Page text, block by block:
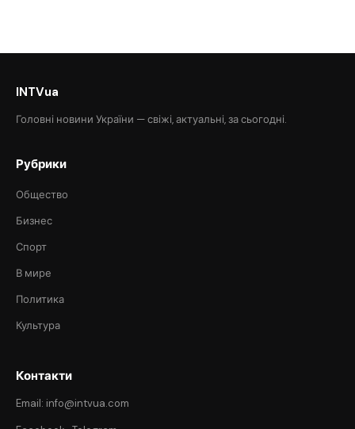
INTVua
Головні новини України — свіжі, актуальні, за сьогодні.
Рубрики
Общество
Бизнес
Спорт
В мире
Политика
Культура
Контакти
Email: info@intvua.com